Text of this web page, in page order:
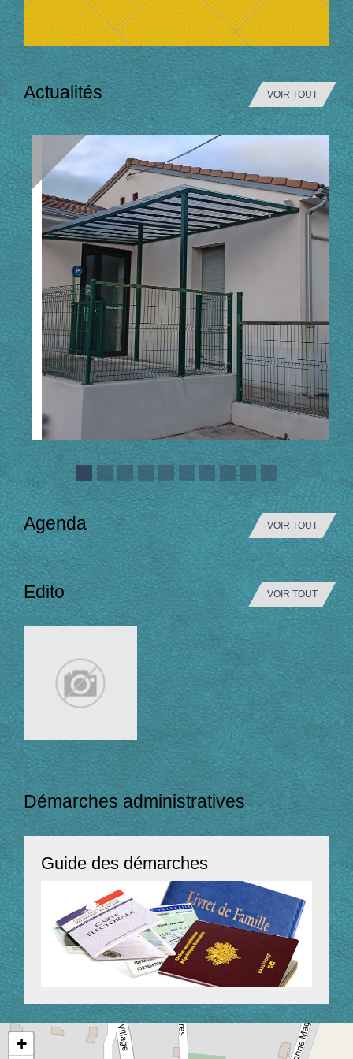
Actualités VOIR TOUT
Agenda VOIR TOUT
Edito VOIR TOUT
Démarches administratives
Guide des démarches
+